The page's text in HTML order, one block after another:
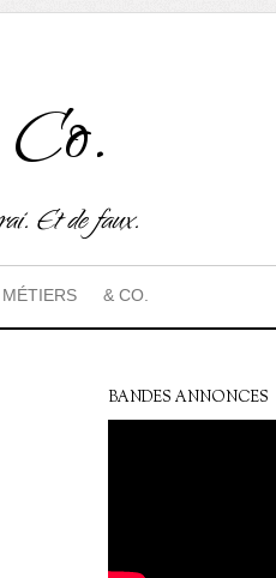
Et de faux.
MÉTIERS & CO.
BANDES ANNONCES